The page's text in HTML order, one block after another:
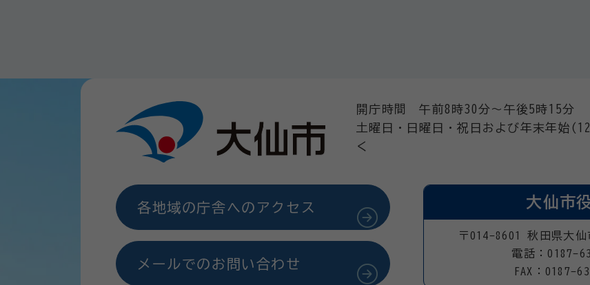
開庁時間 午前8時30分～午後5時15分
土曜日・日曜日・祝日および年末年始
く
各地域の庁舎へのアクセス
メールでのお問い合わせ
大仙市
〒014-8601 秋田県大仙
電話：0187-
FAX：0187-